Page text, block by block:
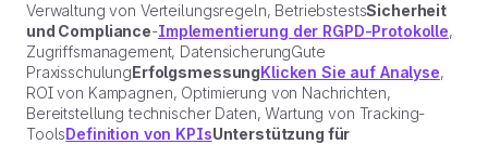
Verwaltung von Verteilungsregeln, BetriebstestsSicherheit
und Compliance-Implementierung der RGPD-Protokolle,
Zugriffsmanagement, DatensicherungGute
PraxisschulungErfolgsmessungKlicken Sie auf Analyse,
ROI von Kampagnen, Optimierung von Nachrichten,
Bereitstellung technischer Daten, Wartung von Tracking-
ToolsDefinition von KPIsUnterstützung für